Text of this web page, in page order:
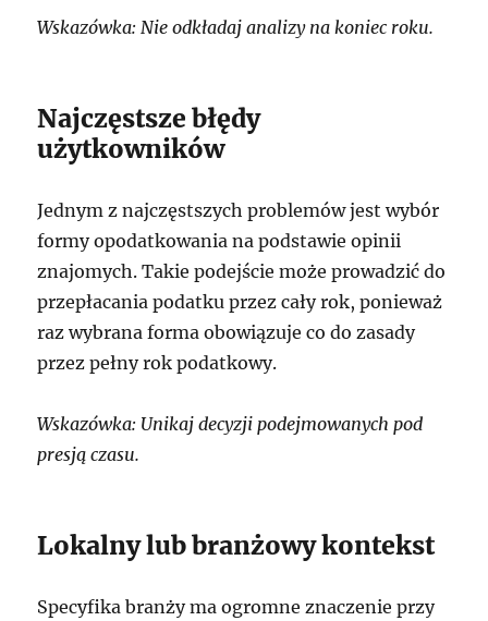
Wskazówka: Nie odkładaj analizy na koniec roku.
Najczęstsze błędy
użytkowników
Jednym z najczęstszych problemów jest wybór
formy opodatkowania na podstawie opinii
znajomych. Takie podejście może prowadzić do
przepłacania podatku przez cały rok, ponieważ
raz wybrana forma obowiązuje co do zasady
przez pełny rok podatkowy.
Wskazówka: Unikaj decyzji podejmowanych pod
presją czasu.
Lokalny lub branżowy kontekst
Specyfika branży ma ogromne znaczenie przy